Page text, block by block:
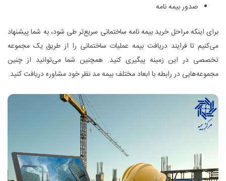
صدور بیمه نامه
برای اینکه مراحل خرید بیمه نامه ساختمانی سریع‌تر طی شود، به شما پیشنهاد
می‌کنیم تا فرایند دریافت بیمه عملیات ساختمانی را از طریق یک مجموعه
تخصصی در این زمینه پیگیری کنید. همچنین شما می‌توانید از چنین
مجموعه‌هایی در رابطه با ابعاد مختلف بیمه مد نظر خود مشاوره دریافت کنید.